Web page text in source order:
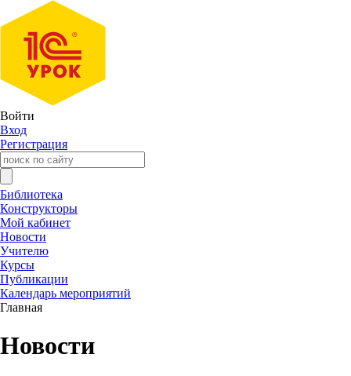
Войти
Вход
Регистрация
Библиотека
Конструкторы
Мой кабинет
Новости
Учителю
Курсы
Публикации
Календарь мероприятий
Главная
Новости